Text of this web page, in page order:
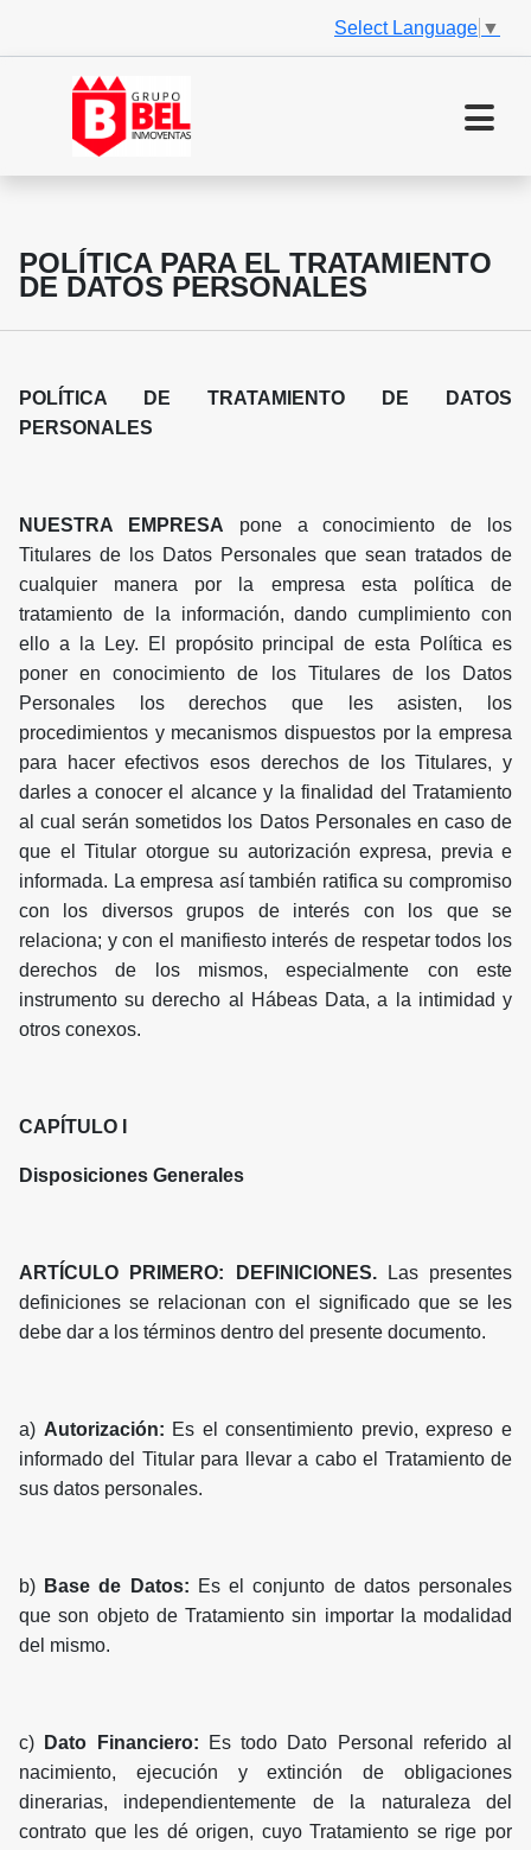
Select Language ▼
POLÍTICA PARA EL TRATAMIENTO
DE DATOS PERSONALES
POLÍTICA DE TRATAMIENTO DE DATOS
PERSONALES
NUESTRA EMPRESA pone a conocimiento de los
Titulares de los Datos Personales que sean tratados de
cualquier manera por la empresa esta política de
tratamiento de la información, dando cumplimiento con
ello a la Ley. El propósito principal de esta Política es
poner en conocimiento de los Titulares de los Datos
Personales los derechos que les asisten, los
procedimientos y mecanismos dispuestos por la empresa
para hacer efectivos esos derechos de los Titulares, y
darles a conocer el alcance y la finalidad del Tratamiento
al cual serán sometidos los Datos Personales en caso de
que el Titular otorgue su autorización expresa, previa e
informada. La empresa así también ratifica su compromiso
con los diversos grupos de interés con los que se
relaciona; y con el manifiesto interés de respetar todos los
derechos de los mismos, especialmente con este
instrumento su derecho al Hábeas Data, a la intimidad y
otros conexos.
CAPÍTULO I
Disposiciones Generales
ARTÍCULO PRIMERO: DEFINICIONES.Las presentes
definiciones se relacionan con el significado que se les
debe dar a los términos dentro del presente documento.
a) Autorización: Es el consentimiento previo, expreso e
informado del Titular para llevar a cabo el Tratamiento de
sus datos personales.
b) Base de Datos: Es el conjunto de datos personales
que son objeto de Tratamiento sin importar la modalidad
del mismo.
c) Dato Financiero:
Es todo Dato Personal referido al
nacimiento, ejecución y extinción de obligaciones
dinerarias, independientemente de la naturaleza del
contrato que les dé origen, cuyo Tratamiento se rige por